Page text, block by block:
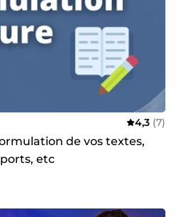
4,3 (7)
de vos textes,
etc